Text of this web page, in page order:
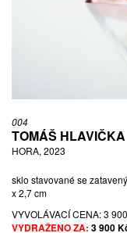
004
TOMÁŠ HLAVIČKA
HORA, 2023
sklo stavované se
x 2,7 cm
VYVOLÁVACÍ CENA:3
VYDRAŽENO ZA: 3 900